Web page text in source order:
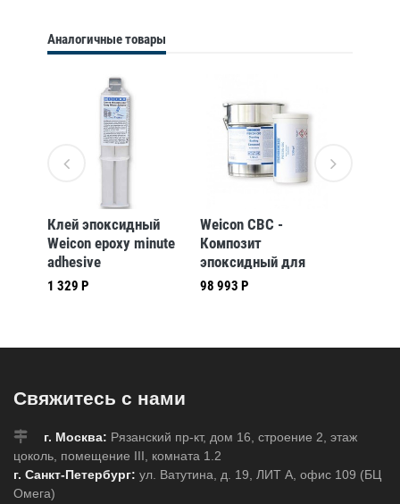
Аналогичные товары
Клей эпоксидный
Weicon epoxy minute
adhesive
(wcn10550024)
1 329 Р
Weicon CBC -
Композит
эпоксидный для
заливки
98 993 Р
Свяжитесь с нами
г. Москва: Рязанский пр-кт, дом 16, строение 2, этаж
цоколь, помещение III, комната 1.2
г. Санкт-Петербург: ул. Ватутина, д. 19, ЛИТ А, офис 109 (БЦ
Омега)